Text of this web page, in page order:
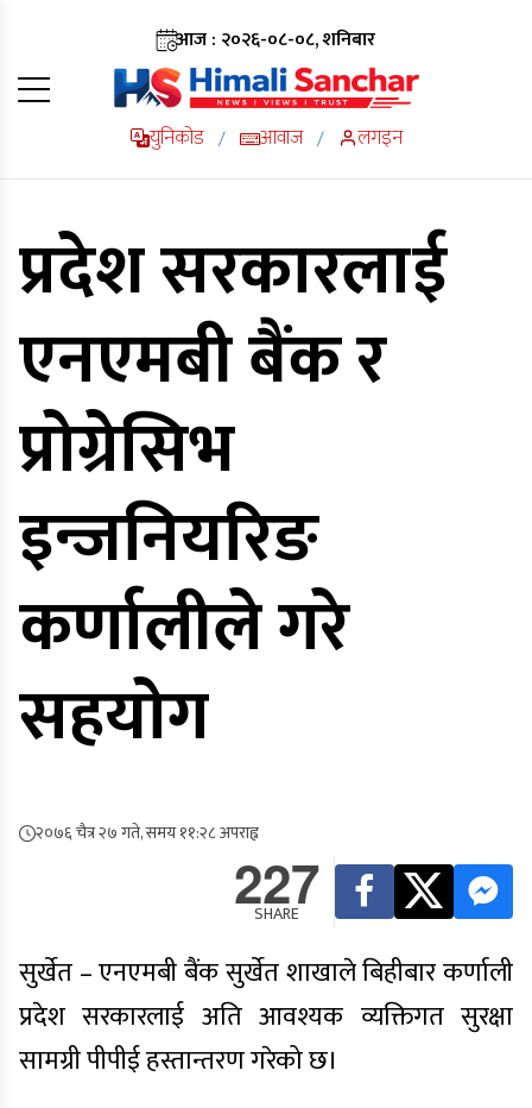
आज : २०२६-०८-०८, शनिबार
युनिकोड / आवाज / लगइन
प्रदेश सरकारलाई
एनएमबी बैंक र
प्रोग्रेसिभ
इन्जनियरिङ
कर्णालीले गरे
सहयोग
२०७६ चैत्र २७ गते, समय ११:२८ अपराह्न
227
SHARE
सुर्खेत – एनएमबी बैंक सुर्खेत शाखाले बिहीबार कर्णाली
प्रदेश सरकारलाई अति आवश्यक व्यक्तिगत सुरक्षा
सामग्री पीपीई हस्तान्तरण गरेको छ।